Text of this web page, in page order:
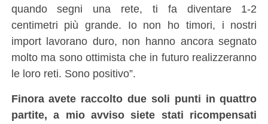
quando segni una rete, ti fa diventare 1-2
centimetri più grande. Io non ho timori, i nostri
import lavorano duro, non hanno ancora segnato
molto ma sono ottimista che in futuro realizzeranno
le loro reti. Sono positivo”.
Finora avete raccolto due soli punti in quattro
partite, a mio avviso siete stati ricompensati